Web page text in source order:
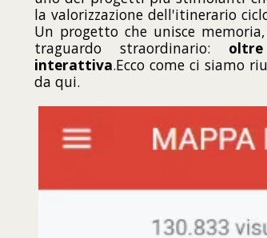
la valorizzazione dell'itinerario
Un progetto che unisce
traguardo straordinario:
interattiva.Ecco come ci siamo
da qui.